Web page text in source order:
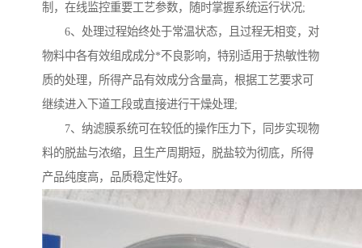
制，在线监控重要工艺参数，随时掌握系统运行状况;
6、处理过程始终处于常温状态，且过程无相变，对
物料中各有效组成成分*不良影响，特别适用于热敏性物
质的处理，所得产品有效成分含量高，根据工艺要求可
继续进入下道工段或直接进行干燥处理;
7、纳滤膜系统可在较低的操作压力下，同步实现物
料的脱盐与浓缩，且生产周期短，脱盐较为彻底，所得
产品纯度高，品质稳定性好。